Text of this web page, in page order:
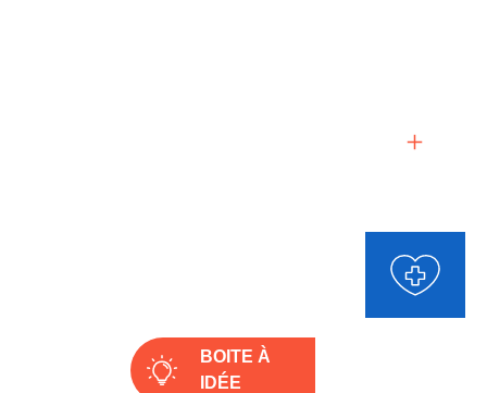
BOITE À
IDÉE